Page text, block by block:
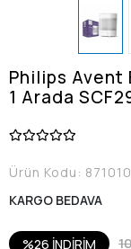
Philips Avent
1 Arada
Ürün Kodu:
KARGO BEDAVA
%26 İNDİRİM